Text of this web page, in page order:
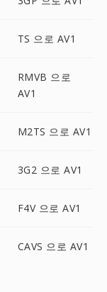
TS 으로 AV1
RMVB 으로
AV1
M2TS 으로 AV1
3G2 으로 AV1
F4V 으로 AV1
CAVS 으로 AV1